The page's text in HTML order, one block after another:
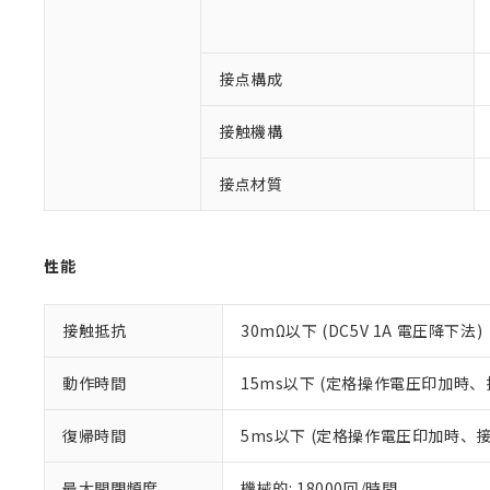
接点構成
接触機構
接点材質
性能
接触抵抗 30mΩ以下 (DC5V 1A 電圧降下法)
動作時間 15ms以下 (定格操作電圧印加時
復帰時間 5ms以下 (定格操作電圧印加時、
ご利用条件
以下の条件をお
本サービス
正式な納期
当社販売員
オムロン制御
在庫状況お
す。
マイパーツ
対応済み：
対応予定：EU
調査・確認中：
非該当品：ライ
仕入先様の事情
鉛(Pb) 1000ppm以下、
※2 対応予定月
部品在庫の切り替
※1 中国
「×」：最大均質
「－」：未確認で
DBP(フタル酸ジブチル
DEHP(フタル酸ビス(2-
※2 環境保護使
「ｅ」：有害物質
「10」：通常の使
味します。
置等に一切
当社は、貴
また当社は
たしません。
○ 一定数
△ 一定数
－
在庫な
機器販売